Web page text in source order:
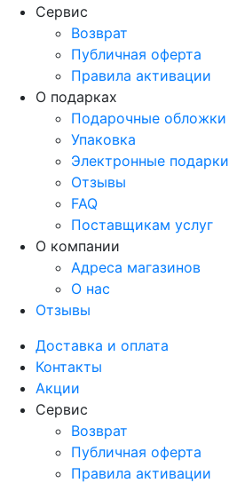
Сервис
Возврат
Публичная оферта
Правила активации
О подарках
Подарочные обложки
Упаковка
Электронные подарки
Отзывы
FAQ
Поставщикам услуг
О компании
Адреса магазинов
О нас
Отзывы
Доставка и оплата
Контакты
Акции
Сервис
Возврат
Публичная оферта
Правила активации